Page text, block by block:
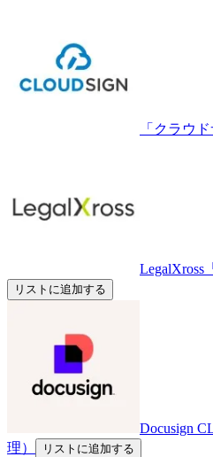
「クラウド
LegalXross
リストに追加する
Docusign
理）
リストに追加する